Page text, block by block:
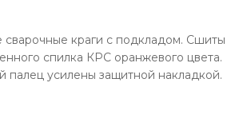
сварочные краги с подкладом. Сшиты
спилка КРС оранжевого цвета.
палец усилены защитной накладкой.